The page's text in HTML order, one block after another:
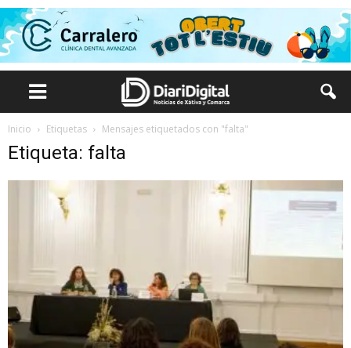
Inicio Etiquetas Mensajes etiquetados con "falta"
Etiqueta: falta